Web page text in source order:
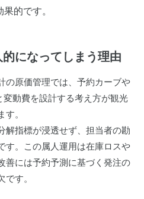
的です。
になってしまう理由
の原価管理では、予約カーブや
動費を設計する考え方が観光
。
解指標が浸透せず、担当者の勘
す。この属人運用は在庫ロスや
善には予約予測に基づく発注の
す。